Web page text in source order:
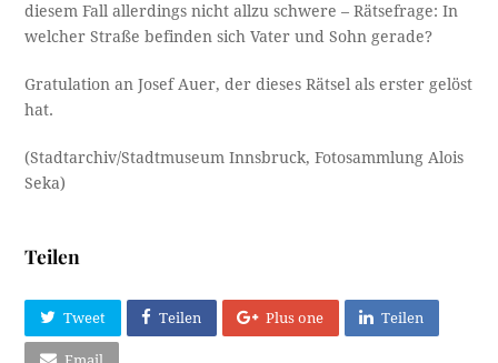
diesem Fall allerdings nicht allzu schwere – Rätsefrage: In
welcher Straße befinden sich Vater und Sohn gerade?
Gratulation an Josef Auer, der dieses Rätsel als erster gelöst
hat.
(Stadtarchiv/Stadtmuseum Innsbruck, Fotosammlung Alois
Seka)
Teilen
Tweet Teilen Plus one Teilen